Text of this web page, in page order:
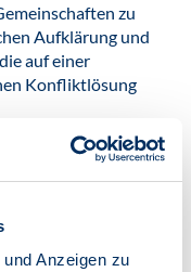
Anzeigen zu
zu
Aufklärung und
auf einer
Konfliktlösung
mit anderen